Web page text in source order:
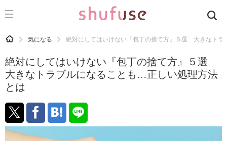
CATEGORY 記事カテゴリ
運気
洗濯
生活の知恵
お金
HOME 気になる 絶対にしてはいけない『包丁の捨て方』５選 大きなト
絶対にしてはいけない『包丁の捨て方』５選
大きなトラブルになることも…正しい処理方法
とは